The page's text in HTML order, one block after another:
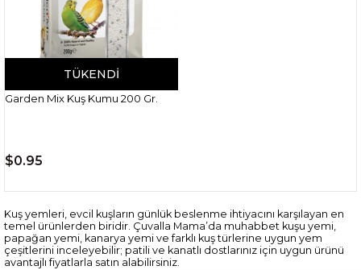
TÜKENDI
Garden Mix Kuş Kumu 200 Gr.
$0.95
Kuş yemleri, evcil kuşların günlük beslenme ihtiyacını karşılayan en
temel ürünlerden biridir. Çuvalla Mama’da muhabbet kuşu yemi,
papağan yemi, kanarya yemi ve farklı kuş türlerine uygun yem
çeşitlerini inceleyebilir; patili ve kanatlı dostlarınız için uygun ürünü
avantajlı fiyatlarla satın alabilirsiniz.